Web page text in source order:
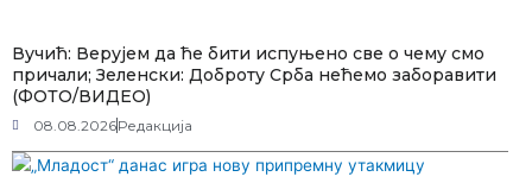
Вучић: Верујем да ће бити испуњено све о чему смо
причали; Зеленски: Доброту Срба нећемо заборавити
(ФОТО/ВИДЕО)
08.08.2026Редакција